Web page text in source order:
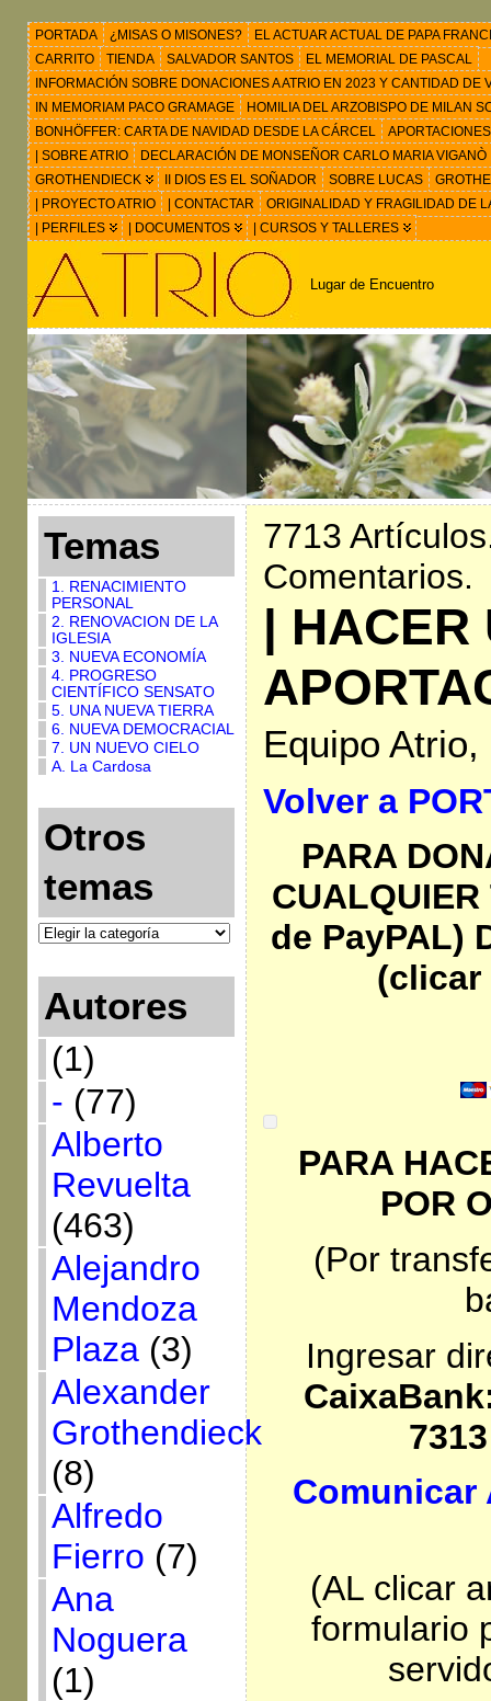
PORTADA ¿MISAS O MISONES?
EL ACTUAR ACTUAL DE PAPA
CARRITO
TIENDA SALVADOR SANTOS
EL MEMORIAL DE PASCAL
INFORMACIÓN SOBRE DONACIONES A ATRIO EN 2023 Y CANTIDAD
IN MEMORIAM PACO GRAMAGE
HOMILIA DEL ARZOBISPO DE MILAN
BONHÖFFER: CARTA DE NAVIDAD DESDE LA CÁRCEL
| SOBRE ATRIO
DECLARACIÓN DE MONSEÑOR CARLO MARIA VIGANÒ
GROTHENDIECK
II DIOS ES EL SOÑADOR SOBRE LUCAS
| PROYECTO ATRIO
| CONTACTAR
ORIGINALIDAD Y FRAGILIDAD DE
| PERFILES
| DOCUMENTOS | CURSOS Y TALLERES
Lugar de Encuentro
Temas
1. RENACIMIENTO
PERSONAL
2. RENOVACION DE LA
IGLESIA
3. NUEVA ECONOMÍA
4. PROGRESO
CIENTÍFICO SENSATO
5. UNA NUEVA TIERRA
6. NUEVA DEMOCRACIAL
7. UN NUEVO CIELO
A. La Cardosa
Otros
temas
Autores
(1)
- (77)
Alberto
Revuelta
(463)
Alejandro
Mendoza
Plaza(3)
Alexander
Grothendieck
(8)
Alfredo
Fierro (7)
Ana
Noguera
(1)
7713
Comentarios.
| HACER
Equipo
Volver a
PARA
de PayPAL)
(clicar
PARA
POR
(Por
Ingresar
Comunicar
(AL clicar
formulario